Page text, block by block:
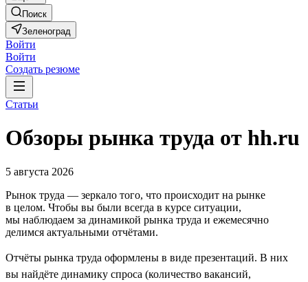
Поиск
Зеленоград
Войти
Войти
Создать резюме
Статьи
Обзоры рынка труда от hh.ru
5 августа 2026
Рынок труда — зеркало того, что происходит на рынке
в целом. Чтобы вы были всегда в курсе ситуации,
мы наблюдаем за динамикой рынка труда и ежемесячно
делимся актуальными отчётами.
Отчёты рынка труда оформлены в виде презентаций. В них
вы найдёте динамику спроса (количество вакансий,